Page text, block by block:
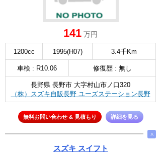
141 万円
1200cc 1995(H07) 3.4千Km
車検 : R10.06 修復歴 : 無し
長野県 長野市 大字村山市ノ口320
（株）スズキ自販長野 ユーズステーション長野
無料お問い合わせ & 見積もり 詳細を見る
∧
スズキ スイフト